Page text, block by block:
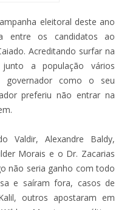
eleitoral deste ano
entre os candidatos ao
Acreditando surfar na
a população vários
governador como o seu
preferiu não entrar na
Valdir, Alexandre Baldy,
Morais e o Dr. Zacarias
não seria ganho com todo
e saíram fora, casos de
outros apostaram em